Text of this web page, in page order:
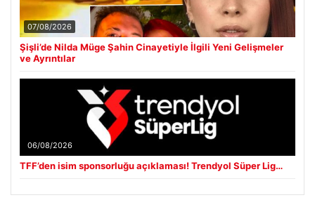
07/08/2026
Şişli’de Nilda Müge Şahin Cinayetiyle İlgili Yeni Gelişmeler
ve Ayrıntılar
06/08/2026
TFF’den isim sponsorluğu açıklaması! Trendyol Süper Lig…